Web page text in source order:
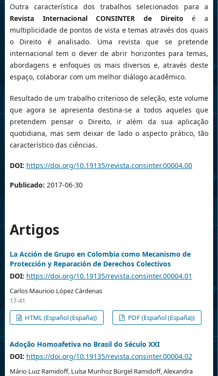
Outra característica dos trabalhos selecionados para a
Revista Internacional CONSINTER de Direito é a
multiplicidade de pontos de vista e temas através dos quais
o Direito é analisado. Uma revista que se pretende
internacional tem o dever de abrir horizontes para temas,
abordagens e enfoques os mais diversos e, através deste
espaço, colaborar com um melhor diálogo acadêmico.
Resultado de um trabalho criterioso de seleção, este volume
que agora se apresenta destina-se a todos aqueles que
pretendem pensar o Direito, ir além da sua aplicação
quotidiana, mas sem deixar de lado o aspecto prático, tão
característico das ciências.
DOI: https://doi.org/10.19135/revista.consinter.00004.00
Publicado: 2017-06-30
Artigos
La Acción de Grupo en Colombia como Mecanismo de
Protección y Reparación de Derechos Colectivos
DOI: https://doi.org/10.19135/revista.consinter.00004.01
Carlos Mauricio López Cárdenas
17-41
HTML (Español (España))
PDF (Español (España))
Adoção Homoafetiva no Brasil do Século XXI
DOI: https://doi.org/10.19135/revista.consinter.00004.02
Mário Luiz Ramidoff, Luísa Munhoz Bürgel Ramidoff, Alexandra